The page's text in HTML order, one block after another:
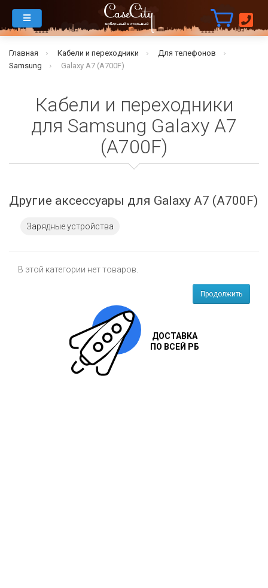
Главная Кабели и переходники
Для телефонов
Samsung
Galaxy A7 (A700F)
Кабели и переходники
для Samsung Galaxy A7
(A700F)
Другие аксессуары для Galaxy A7 (A700F)
Зарядные устройства
В этой категории нет товаров.
Продолжить
ДОСТАВКА
ПО ВСЕЙ РБ